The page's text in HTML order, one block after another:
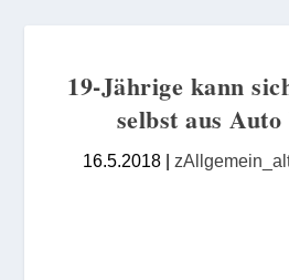
19-Jährige kann
selbst aus
16.5.2018|